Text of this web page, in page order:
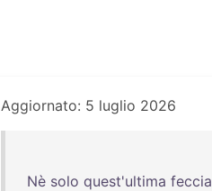
Aggiornato: 5 luglio 2026
Nè solo quest'ultima feccia